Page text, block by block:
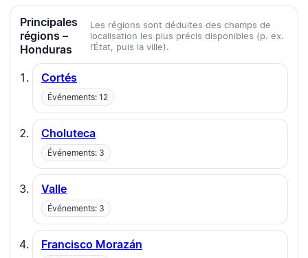
Principales
régions –
Honduras
Les régions sont déduites des champs de
localisation les plus précis disponibles (p. ex.
l’État, puis la ville).
Cortés
Événements: 12
Choluteca
Événements: 3
Valle
Événements: 3
Francisco Morazán